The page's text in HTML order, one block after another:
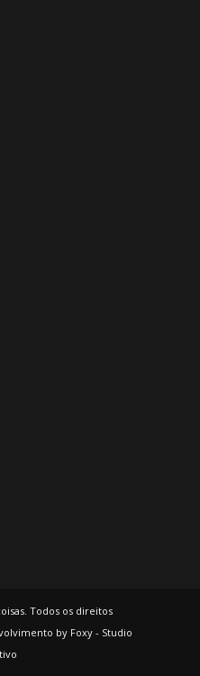
Todos os direitos
by Foxy - Studio